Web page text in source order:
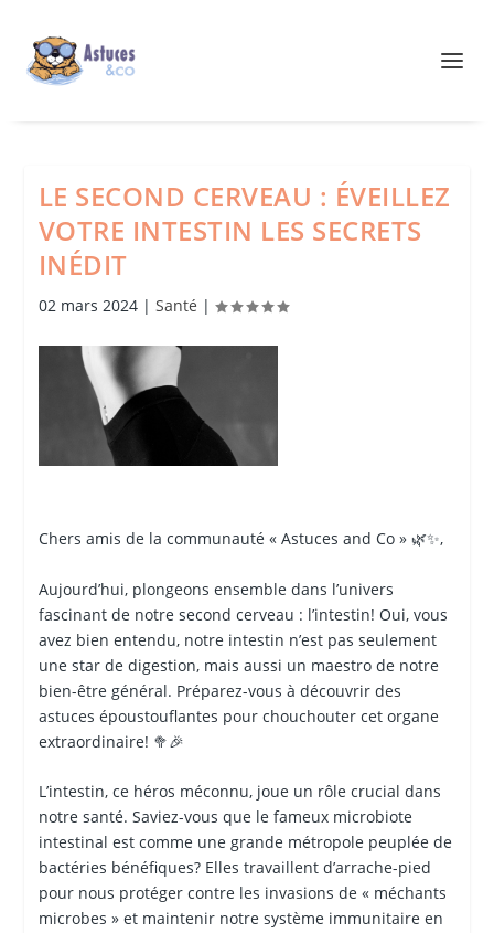
LE SECOND CERVEAU : ÉVEILLEZ
VOTRE INTESTIN LES SECRETS
INÉDIT
02 mars 2024| Santé |
Chers amis de la communauté « Astuces and Co » 🌿✨,
Aujourd’hui, plongeons ensemble dans l’univers
fascinant de notre second cerveau : l’intestin! Oui, vous
avez bien entendu, notre intestin n’est pas seulement
une star de digestion, mais aussi un maestro de notre
bien-être général. Préparez-vous à découvrir des
astuces époustouflantes pour chouchouter cet organe
extraordinaire! 🥦🎉
L’intestin, ce héros méconnu, joue un rôle crucial dans
notre santé. Saviez-vous que le fameux microbiote
intestinal est comme une grande métropole peuplée de
bactéries bénéfiques? Elles travaillent d’arrache-pied
pour nous protéger contre les invasions de « méchants
microbes » et maintenir notre système immunitaire en